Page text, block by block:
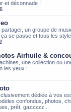
et déconnade !
un groupe de
se passe et tous les
Airhuile &
une collection ou
les yeux !
dédiée à vos
confondus, photos,
prêt, gazzzzz...